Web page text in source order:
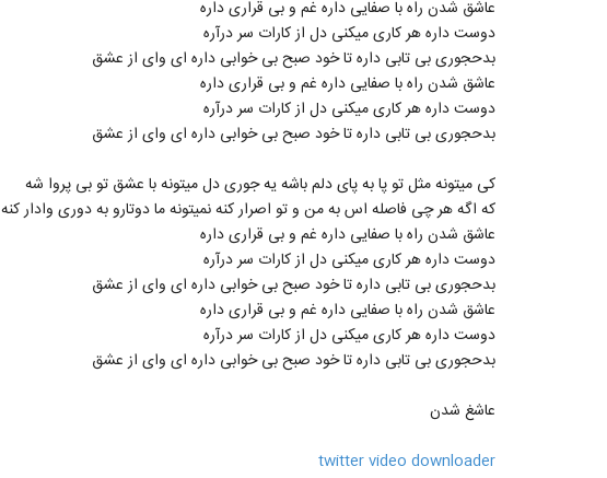
عاشق شدن راه با صفایی داره غم و بی قراری داره
دوست داره هر کاری میکنی دل از کارات سر درآره
بدحجوری بی تابی داره تا خود صبح بی خوابی داره ای وای از عشق
عاشق شدن راه با صفایی داره غم و بی قراری داره
دوست داره هر کاری میکنی دل از کارات سر درآره
بدحجوری بی تابی داره تا خود صبح بی خوابی داره ای وای از عشق
کی میتونه مثل تو پا به پای دلم باشه یه جوری دل میتونه با عشق تو بی پروا شه
که اگه هر چی فاصله اس به من و تو اصرار کنه نمیتونه ما دوتارو به دوری وادار کنه
عاشق شدن راه با صفایی داره غم و بی قراری داره
دوست داره هر کاری میکنی دل از کارات سر درآره
بدحجوری بی تابی داره تا خود صبح بی خوابی داره ای وای از عشق
عاشق شدن راه با صفایی داره غم و بی قراری داره
دوست داره هر کاری میکنی دل از کارات سر درآره
بدحجوری بی تابی داره تا خود صبح بی خوابی داره ای وای از عشق
عاشغ شدن
twitter video downloader